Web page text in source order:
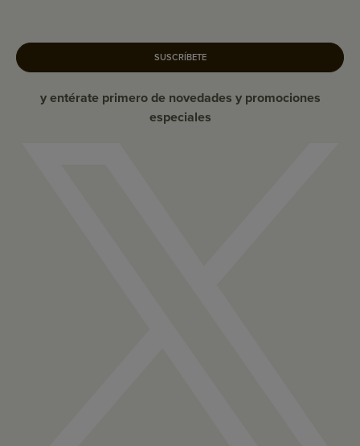
SUSCRÍBETE
y entérate primero de novedades y promociones
especiales